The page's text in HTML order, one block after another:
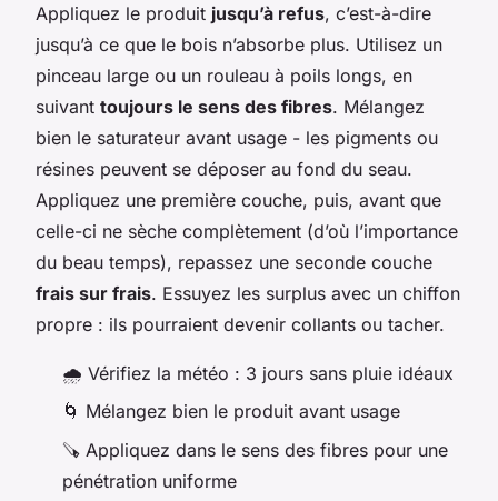
Appliquez le produit jusqu’à refus, c’est-à-dire
jusqu’à ce que le bois n’absorbe plus. Utilisez un
pinceau large ou un rouleau à poils longs, en
suivant toujours le sens des fibres. Mélangez
bien le saturateur avant usage - les pigments ou
résines peuvent se déposer au fond du seau.
Appliquez une première couche, puis, avant que
celle-ci ne sèche complètement (d’où l’importance
du beau temps), repassez une seconde couche
frais sur frais. Essuyez les surplus avec un chiffon
propre : ils pourraient devenir collants ou tacher.
🌧️ Vérifiez la météo : 3 jours sans pluie idéaux
🌀 Mélangez bien le produit avant usage
🪚 Appliquez dans le sens des fibres pour une
pénétration uniforme